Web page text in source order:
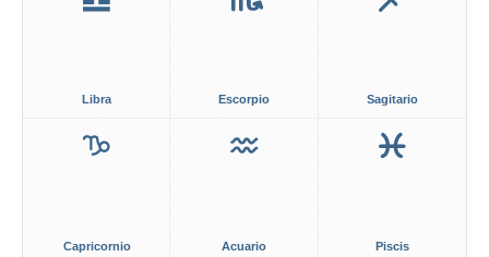
Libra Escorpio Sagitario
Capricornio Acuario Piscis